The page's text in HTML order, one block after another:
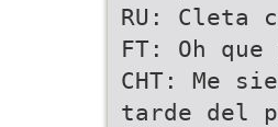
RU: Cleta
FT: Oh
CHT: Me
tarde del